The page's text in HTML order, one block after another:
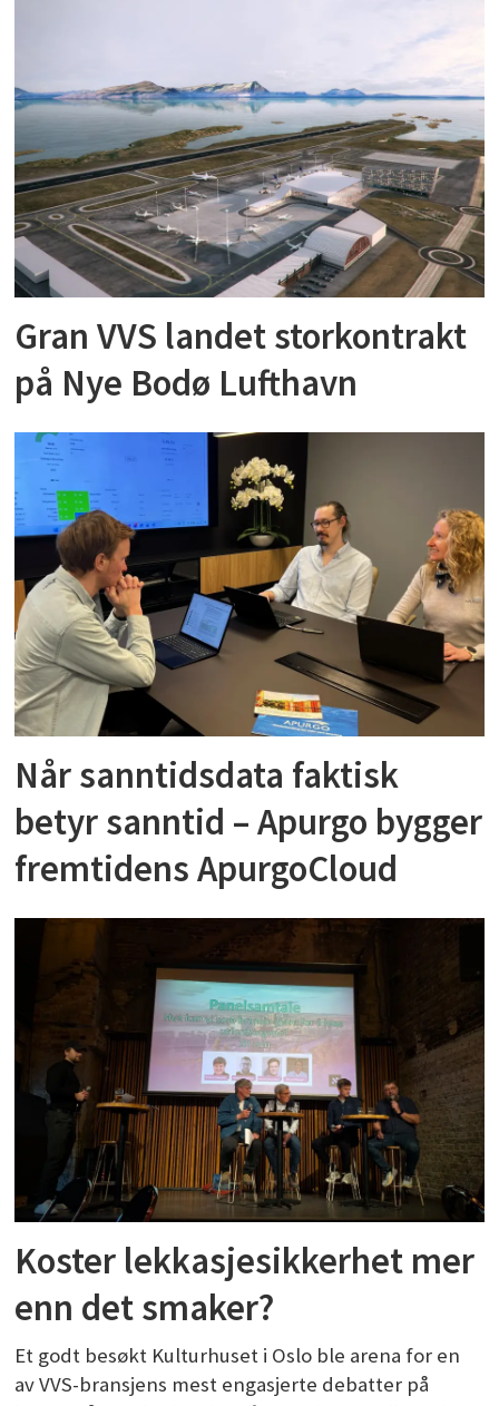
Gran VVS landet storkontrakt
på Nye Bodø Lufthavn
Når sanntidsdata faktisk
betyr sanntid – Apurgo bygger
fremtidens ApurgoCloud
Koster lekkasjesikkerhet mer
enn det smaker?
Et godt besøkt Kulturhuset i Oslo ble arena for en
av VVS-bransjens mest engasjerte debatter på